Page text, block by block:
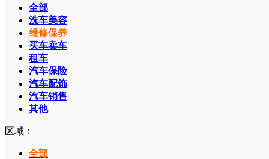
全部
洗车美容
维修保养
买车卖车
租车
汽车保险
汽车配饰
汽车销售
其他
区域：
全部